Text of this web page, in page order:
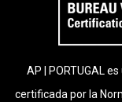
AP | PORTUGAL
certificada por la